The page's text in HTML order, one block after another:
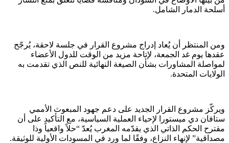
أسلحة الدمار الشامل.
ومن المنتظر أن يُعاد إدراج مشروع القرار في جلسة لاحقة، يُرجّح
عقدها يوم غد الجمعة، لإتاحة مزيد من الوقت للدول الأعضاء
لمواصلة المشاورات بشأن الصيغة النهائية للنص الذي تقدمت به
الولايات المتحدة.
ويركّز مشروع القرار الجديد على دعم جهود المبعوث الأممي
ستافان دي ميستورا لإحياء العملية السياسية، مع التأكيد على أن
مقترح الحكم الذاتي الذي يقدّمه المغرب يُعدّ “حلاً واقعياً وذا
مصداقية” لإنهاء النزاع، وفقًا لما ورد في المسودات الأولية للوثيقة.